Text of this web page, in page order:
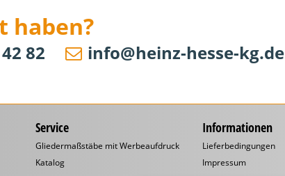
haben?
82 info@heinz-hesse-kg.de
Service
Gliedermaßstäbe mit Werbeaufdruck
Katalog
Informationen
Lieferbedingungen
Impressum